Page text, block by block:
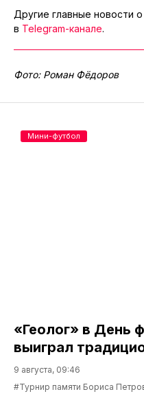
Другие главные новости
в Telegram-канале.
Фото: Роман Фёдоров
«Геолог» в День
выиграл
9 августа, 09:46
#Турнир памяти Бориса
Мини-футбол